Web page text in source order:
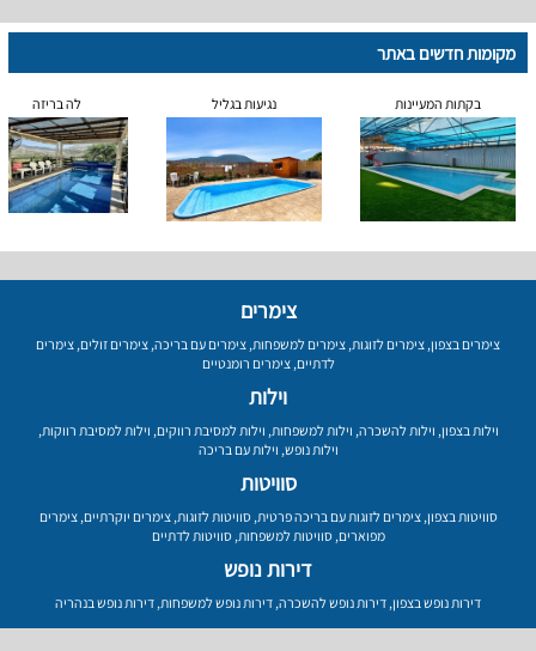
מקומות חדשים באתר
בקתות המעיינות נגיעות בגליל לה בריזה
צימרים
צימרים בצפון, צימרים לזוגות, צימרים למשפחות, צימרים עם בריכה, צימרים זולים, צימרים
לדתיים,צימרים רומנטיים
וילות
וילות בצפון, וילות להשכרה, וילות למשפחות, וילות למסיבת רווקים, וילות למסיבת רווקות,
וילות נופש, וילות עם בריכה
סוויטות
סוויטות בצפון,צימרים לזוגות עם בריכה פרטית,סוויטות לזוגות,צימרים יוקרתיים,צימרים
מפוארים,סוויטות למשפחות,סוויטות לדתיים
דירות נופש
דירות נופש בצפון, דירות נופש להשכרה, דירות נופש למשפחות, דירות נופש בנהריה